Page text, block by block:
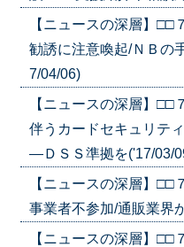
【ニュースの深層】
勧誘に注意喚起/ＮＢの
7/04/06)
【ニュースの深層】
伴うカードセキュリテ
―ＤＳＳ準拠を('17/03/
【ニュースの深層】
事業者不参加/通販業界
【ニュースの深層】